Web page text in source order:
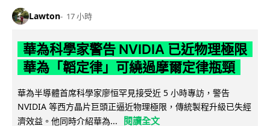
Lawton 17 小時
華為科學家警告 NVIDIA 已近物理極限
華為「韜定律」可繞過摩爾定律瓶頸
華為半導體首席科學家廖恒罕見接受近 5 小時專訪，警告
NVIDIA 等西方晶片巨頭正逼近物理極限，傳統製程升級已失經
濟效益。他同時介紹華為...
閱讀全文